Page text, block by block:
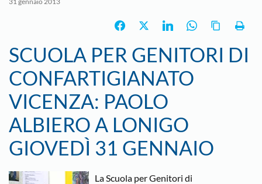
SCUOLA PER GENITORI DI
CONFARTIGIANATO
VICENZA: PAOLO
ALBIERO A LONIGO
GIOVEDÌ 31 GENNAIO
La Scuola per Genitori di